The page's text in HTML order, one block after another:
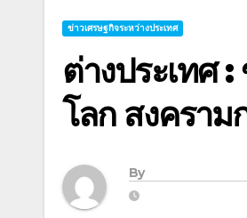
ข่าวเศรษฐกิจระหว่างประเทศ
ต่างประเทศ
โลก สงคราม
By